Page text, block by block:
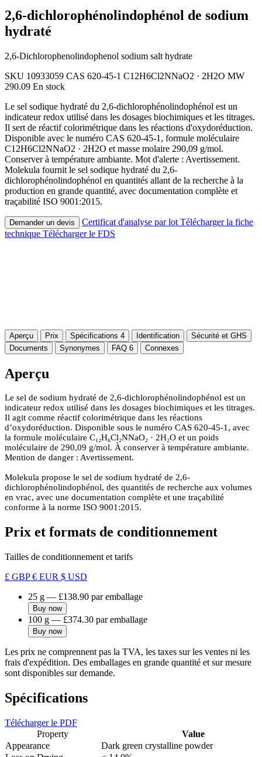
2,6-dichlorophénolindophénol de sodium
hydraté
2,6-Dichlorophenolindophenol sodium salt hydrate
SKU 10933059 CAS 620-45-1 C12H6Cl2NNaO2 · 2H2O MW
290.09 En stock
Le sel sodique hydraté du 2,6-dichlorophénolindophénol est un
indicateur redox utilisé dans les dosages biochimiques et les titrages.
Il sert de réactif colorimétrique dans les réactions d'oxydoréduction.
Disponible avec le numéro CAS 620-45-1, formule moléculaire
C12H6Cl2NNaO2 · 2H2O et masse molaire 290,09 g/mol.
Conserver à température ambiante. Mot d'alerte : Avertissement.
Molekula fournit le sel sodique hydraté du 2,6-
dichlorophénolindophénol en quantités allant de la recherche à la
production en grande quantité, avec documentation complète et
traçabilité ISO 9001:2015.
Demander un devis Certificat d'analyse par lot Télécharger la fiche
technique Télécharger le FDS
Aperçu Prix Spécifications 4 Identification
Sécurité et GHS
Documents
Synonymes FAQ 6 Connexes
Aperçu
Le sel de sodium hydraté de 2,6-dichlorophénolindophénol est un
indicateur redox utilisé dans les dosages biochimiques et les titrages.
Il agit comme réactif colorimétrique dans les réactions
d’oxydoréduction. Disponible sous le numéro CAS 620-45-1, avec
la formule moléculaire C₁₂H₆Cl₂NNaO₂ · 2H₂O et un poids
moléculaire de 290,09 g/mol. À conserver à température ambiante.
Mention de danger : Avertissement.
Molekula propose le sel de sodium hydraté de 2,6-
dichlorophénolindophénol, des quantités de recherche aux volumes
en vrac, avec une documentation complète et une traçabilité
conforme à la norme ISO 9001:2015.
Prix et formats de conditionnement
Tailles de conditionnement et tarifs
£ GBP€ EUR $ USD
25 g — £138.90 par emballage
Buy now
100 g — £374.30 par emballage
Buy now
Les prix ne comprennent pas la TVA, les taxes sur les ventes ni les
frais d'expédition. Des emballages en grande quantité et sur mesure
sont disponibles sur demande.
Spécifications
Télécharger le PDF
Property
Value
Appearance
Dark green crystalline powder